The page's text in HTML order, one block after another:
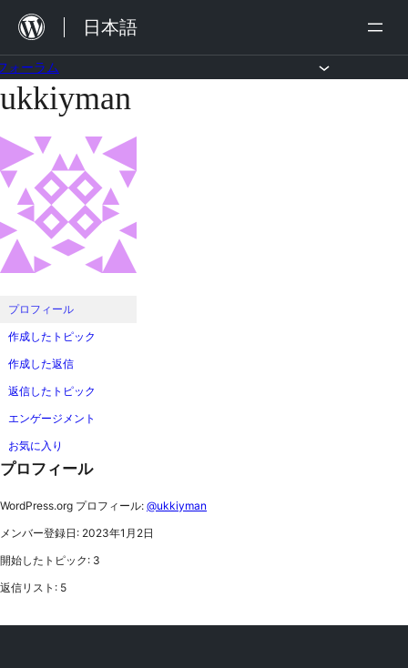
を
ス
プ
日本語
ォーラム
コ
テ
ン
へ
ス
ッ
プ
ukkiyman
プロフィール
作成したトピック
作成した返信
返信したトピック
エンゲージメント
お気に入り
プロフィール
WordPress.org プロフィール: @ukkiyman
メンバー登録日: 2023年1月2日
開始したトピック: 3
返信リスト: 5